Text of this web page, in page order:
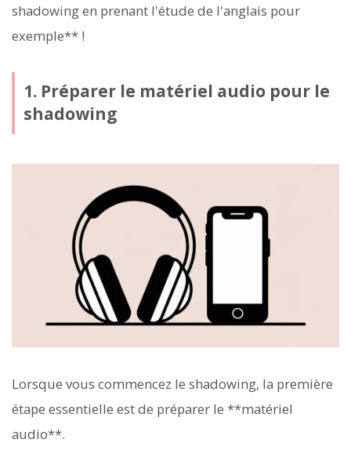
shadowing en prenant l'étude de l'anglais pour
exemple** !
1. Préparer le matériel audio pour le
shadowing
Lorsque vous commencez le shadowing, la première
étape essentielle est de préparer le **matériel
audio**.